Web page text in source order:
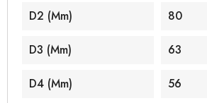
D2 (mm) 80
D3 (mm) 63
D4 (mm) 56